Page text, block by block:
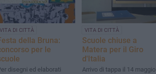
VITA DI CITTÀ
della Bruna:
per le
disegni ed elaborati
VITA DI CITTÀ
Scuole chiuse a
Matera per il Giro
d'Italia
Arrivo di tappa il 14 maggio